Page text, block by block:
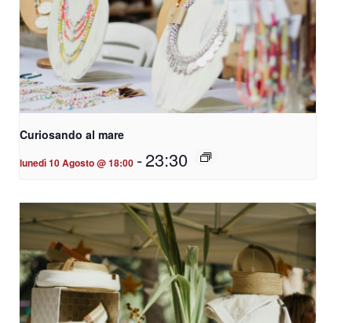
Curiosando al mare
lunedì 10 Agosto @ 18:00 -23:30